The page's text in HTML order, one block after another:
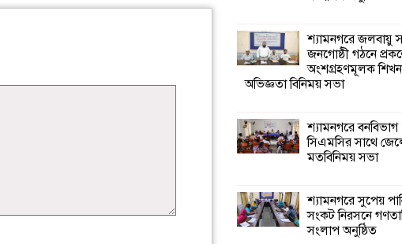
শ্যামনগরে সুপেয়
সংলাপ অনুষ্ঠিত
শ্যামনগরে
সামাজিকভিত্তিক
আনুষ্ঠানিক উদ্বোধন
শ্যামনগরে জলবায়ু
জনগোষ্ঠী গঠনে
অংশগ্রহণমূলক
অভিজ্ঞতা বিনিময় সভা
শ্যামনগরে
সিএমসির সাথে
মতবিনিময় সভা
শ্যামনগরে সুপেয়
সংকট নিরসনে
সংলাপ অনুষ্ঠিত